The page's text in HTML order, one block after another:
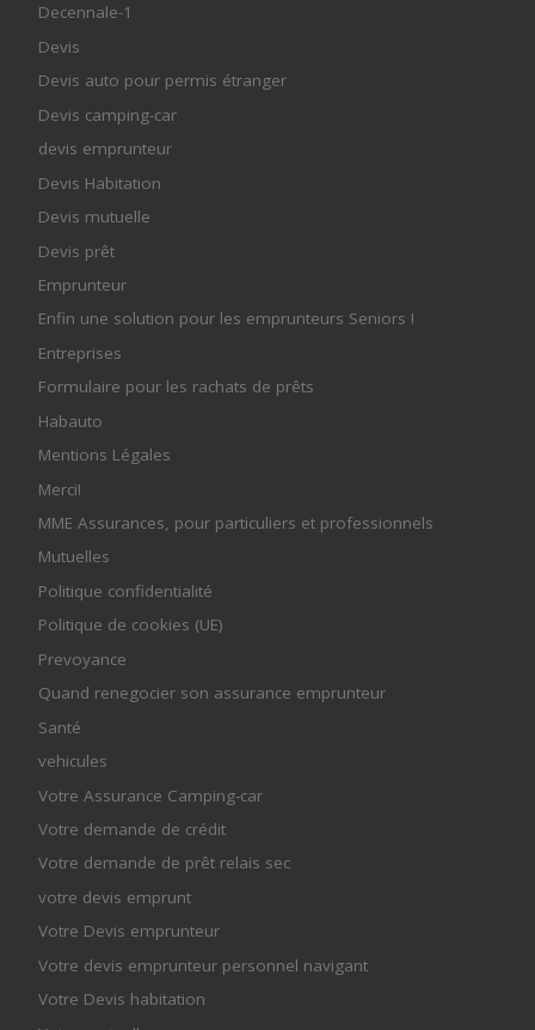
Decennale-1
Devis
Devis auto pour permis étranger
Devis camping-car
devis emprunteur
Devis Habitation
Devis mutuelle
Devis prêt
Emprunteur
Enfin une solution pour les emprunteurs Seniors !
Entreprises
Formulaire pour les rachats de prêts
Habauto
Mentions Légales
Merci!
MME Assurances, pour particuliers et professionnels
Mutuelles
Politique confidentialité
Politique de cookies (UE)
Prevoyance
Quand renegocier son assurance emprunteur
Santé
vehicules
Votre Assurance Camping-car
Votre demande de crédit
Votre demande de prêt relais sec
votre devis emprunt
Votre Devis emprunteur
Votre devis emprunteur personnel navigant
Votre Devis habitation